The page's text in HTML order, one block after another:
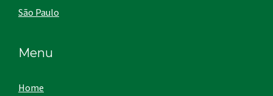
São Paulo
Menu
Home